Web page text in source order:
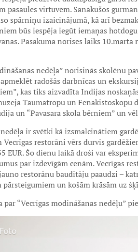
pasaules virtuvēm. Sanākušos
spārniņu izaicinājumā, kā arī
būs iespēja iegūt iemaņas
Pasākuma norises laiks
nedēļa” norisinās skolēnu
radošās darbnīcas un
kas tiks aizvadīta Indijas
Taumatropu un Fenakistoskopu
un “Pavasara skola bērniem” un
ir svētki kā izsmalcinātiem
restorāni vērs durvis
EUR. Šo dienu laikā droši var
par izdevīgām cenām. Vecrīgas
restorānu baudītāju paaudzi –
un košām krāsām uz
“Vecrīgas modināšanas nedēļu”